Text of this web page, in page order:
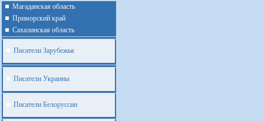
Магаданская область
Приморский край
Cахалинская область
Писатели Зарубежья
Писатели Украины
Писатели Белоруссии